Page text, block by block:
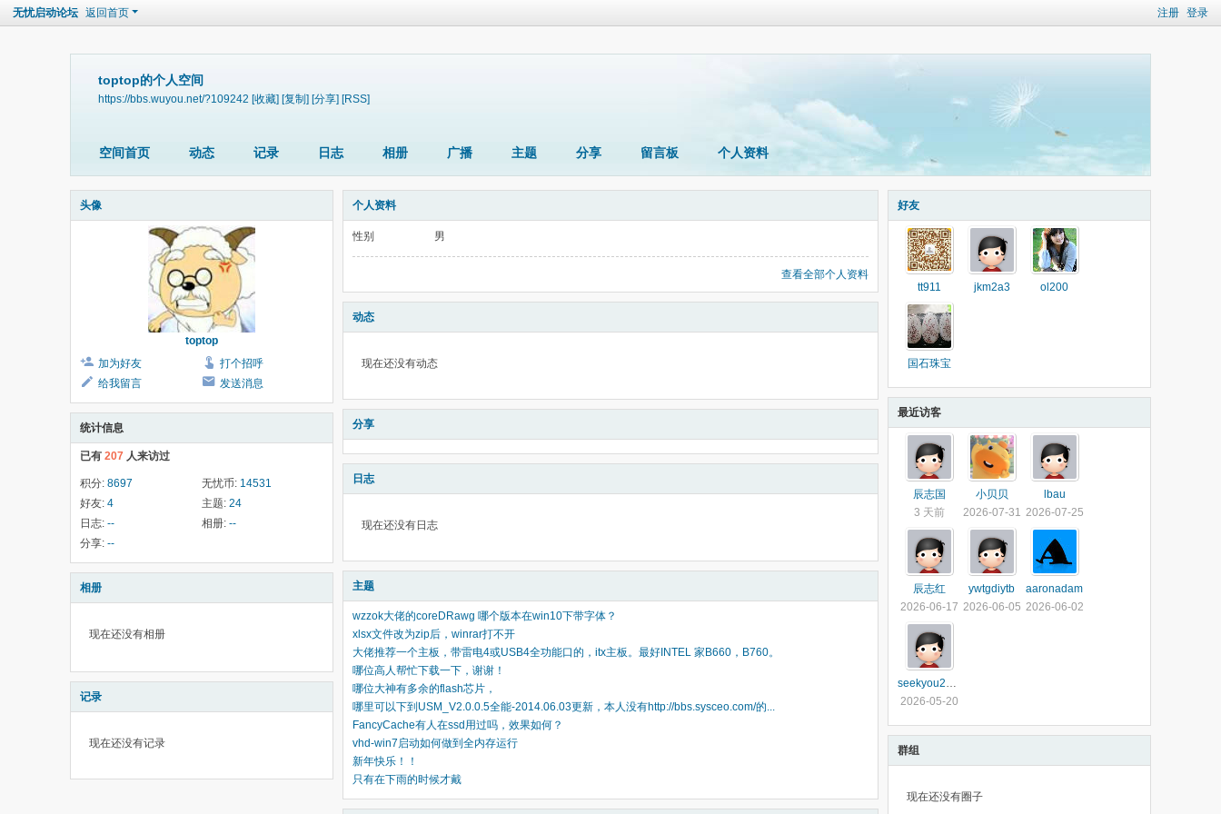
注册 登录
无忧启动论坛 返回首页
toptop的个人空间
https://bbs.wuyou.net/?109242 [收藏] [复制] [分享] [RSS]
空间首页 动态 记录 日志 相册 广播 主题 分享 留言板 个人资料
头像
toptop
加为好友
打个招呼
给我留言
发送消息
统计信息
已有 207 人来访过
积分: 8697 无忧币: 14531
好友: 4 主题: 24
日志: -- 相册: --
分享: --
相册
现在还没有相册
记录
现在还没有记录
个人资料
性别 男
查看全部个人资料
动态
现在还没有动态
分享
日志
现在还没有日志
主题
wzzok大佬的coreDRawg 哪个版本在win10下带字体？
xlsx文件改为zip后，winrar打不开
大佬推荐一个主板，带雷电4或USB4全功能口的，itx主板。最好INTEL 家B660，B760。
哪位高人帮忙下载一下，谢谢！
哪位大神有多余的flash芯片，
哪里可以下到USM_V2.0.0.5全能-2014.06.03更新，本人没有http://bbs.sysceo.com/的...
FancyCache有人在ssd用过吗，效果如何？
vhd-win7启动如何做到全内存运行
新年快乐！！
只有在下雨的时候才戴
好友
tt911 jkm2a3 ol200
国石珠宝
最近访客
辰志国
3 天前
小贝贝
2026-07-31
lbau
2026-07-25
辰志红
2026-06-17
ywtgdiytb
2026-06-05
aaronadam
2026-06-02
seekyou2008
2026-05-20
群组
现在还没有圈子